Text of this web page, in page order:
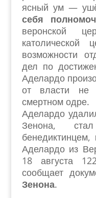
ясный ум —
себя
веронской
католической
возможности
дел по
Аделардо
от власти не
смертном одре.
Аделардо
Зенона,
Аделардо из
18 августа
сообщает
Зенона.